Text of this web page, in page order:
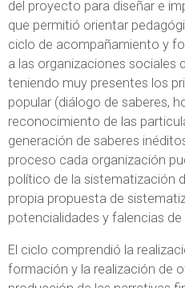
del proyecto para diseñar e
que permitió orientar
ciclo de acompañamiento y
a las organizaciones sociales
teniendo muy presentes los
popular (diálogo de saberes,
reconocimiento de las
generación de saberes
proceso cada organización
político de la sistematización
propia propuesta de
potencialidades y falencias
El ciclo comprendió la
formación y la realización de